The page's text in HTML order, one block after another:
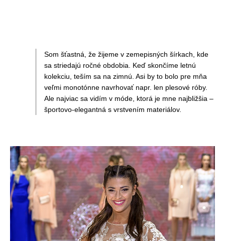
Som šťastná, že žijeme v zemepisných šírkach, kde
sa striedajú ročné obdobia. Keď skončíme letnú
kolekciu, teším sa na zimnú. Asi by to bolo pre mňa
veľmi monotónne navrhovať napr. len plesové róby.
Ale najviac sa vidím v móde, ktorá je mne najbližšia –
športovo-elegantná s vrstvením materiálov.